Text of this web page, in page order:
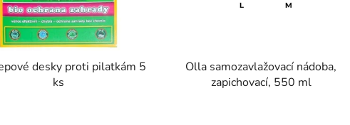
desky proti pilatkám 5
ks
Olla samozavlažovací nádoba,
zapichovací, 550 ml